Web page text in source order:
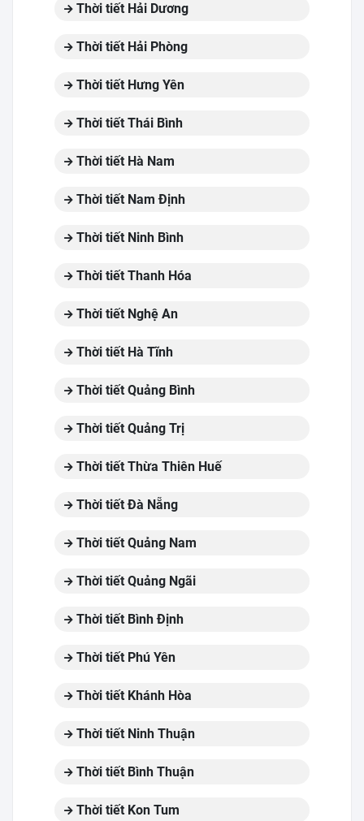
Thời tiết Hải Dương
Thời tiết Hải Phòng
Thời tiết Hưng Yên
Thời tiết Thái Bình
Thời tiết Hà Nam
Thời tiết Nam Định
Thời tiết Ninh Bình
Thời tiết Thanh Hóa
Thời tiết Nghệ An
Thời tiết Hà Tĩnh
Thời tiết Quảng Bình
Thời tiết Quảng Trị
Thời tiết Thừa Thiên Huế
Thời tiết Đà Nẵng
Thời tiết Quảng Nam
Thời tiết Quảng Ngãi
Thời tiết Bình Định
Thời tiết Phú Yên
Thời tiết Khánh Hòa
Thời tiết Ninh Thuận
Thời tiết Bình Thuận
Thời tiết Kon Tum